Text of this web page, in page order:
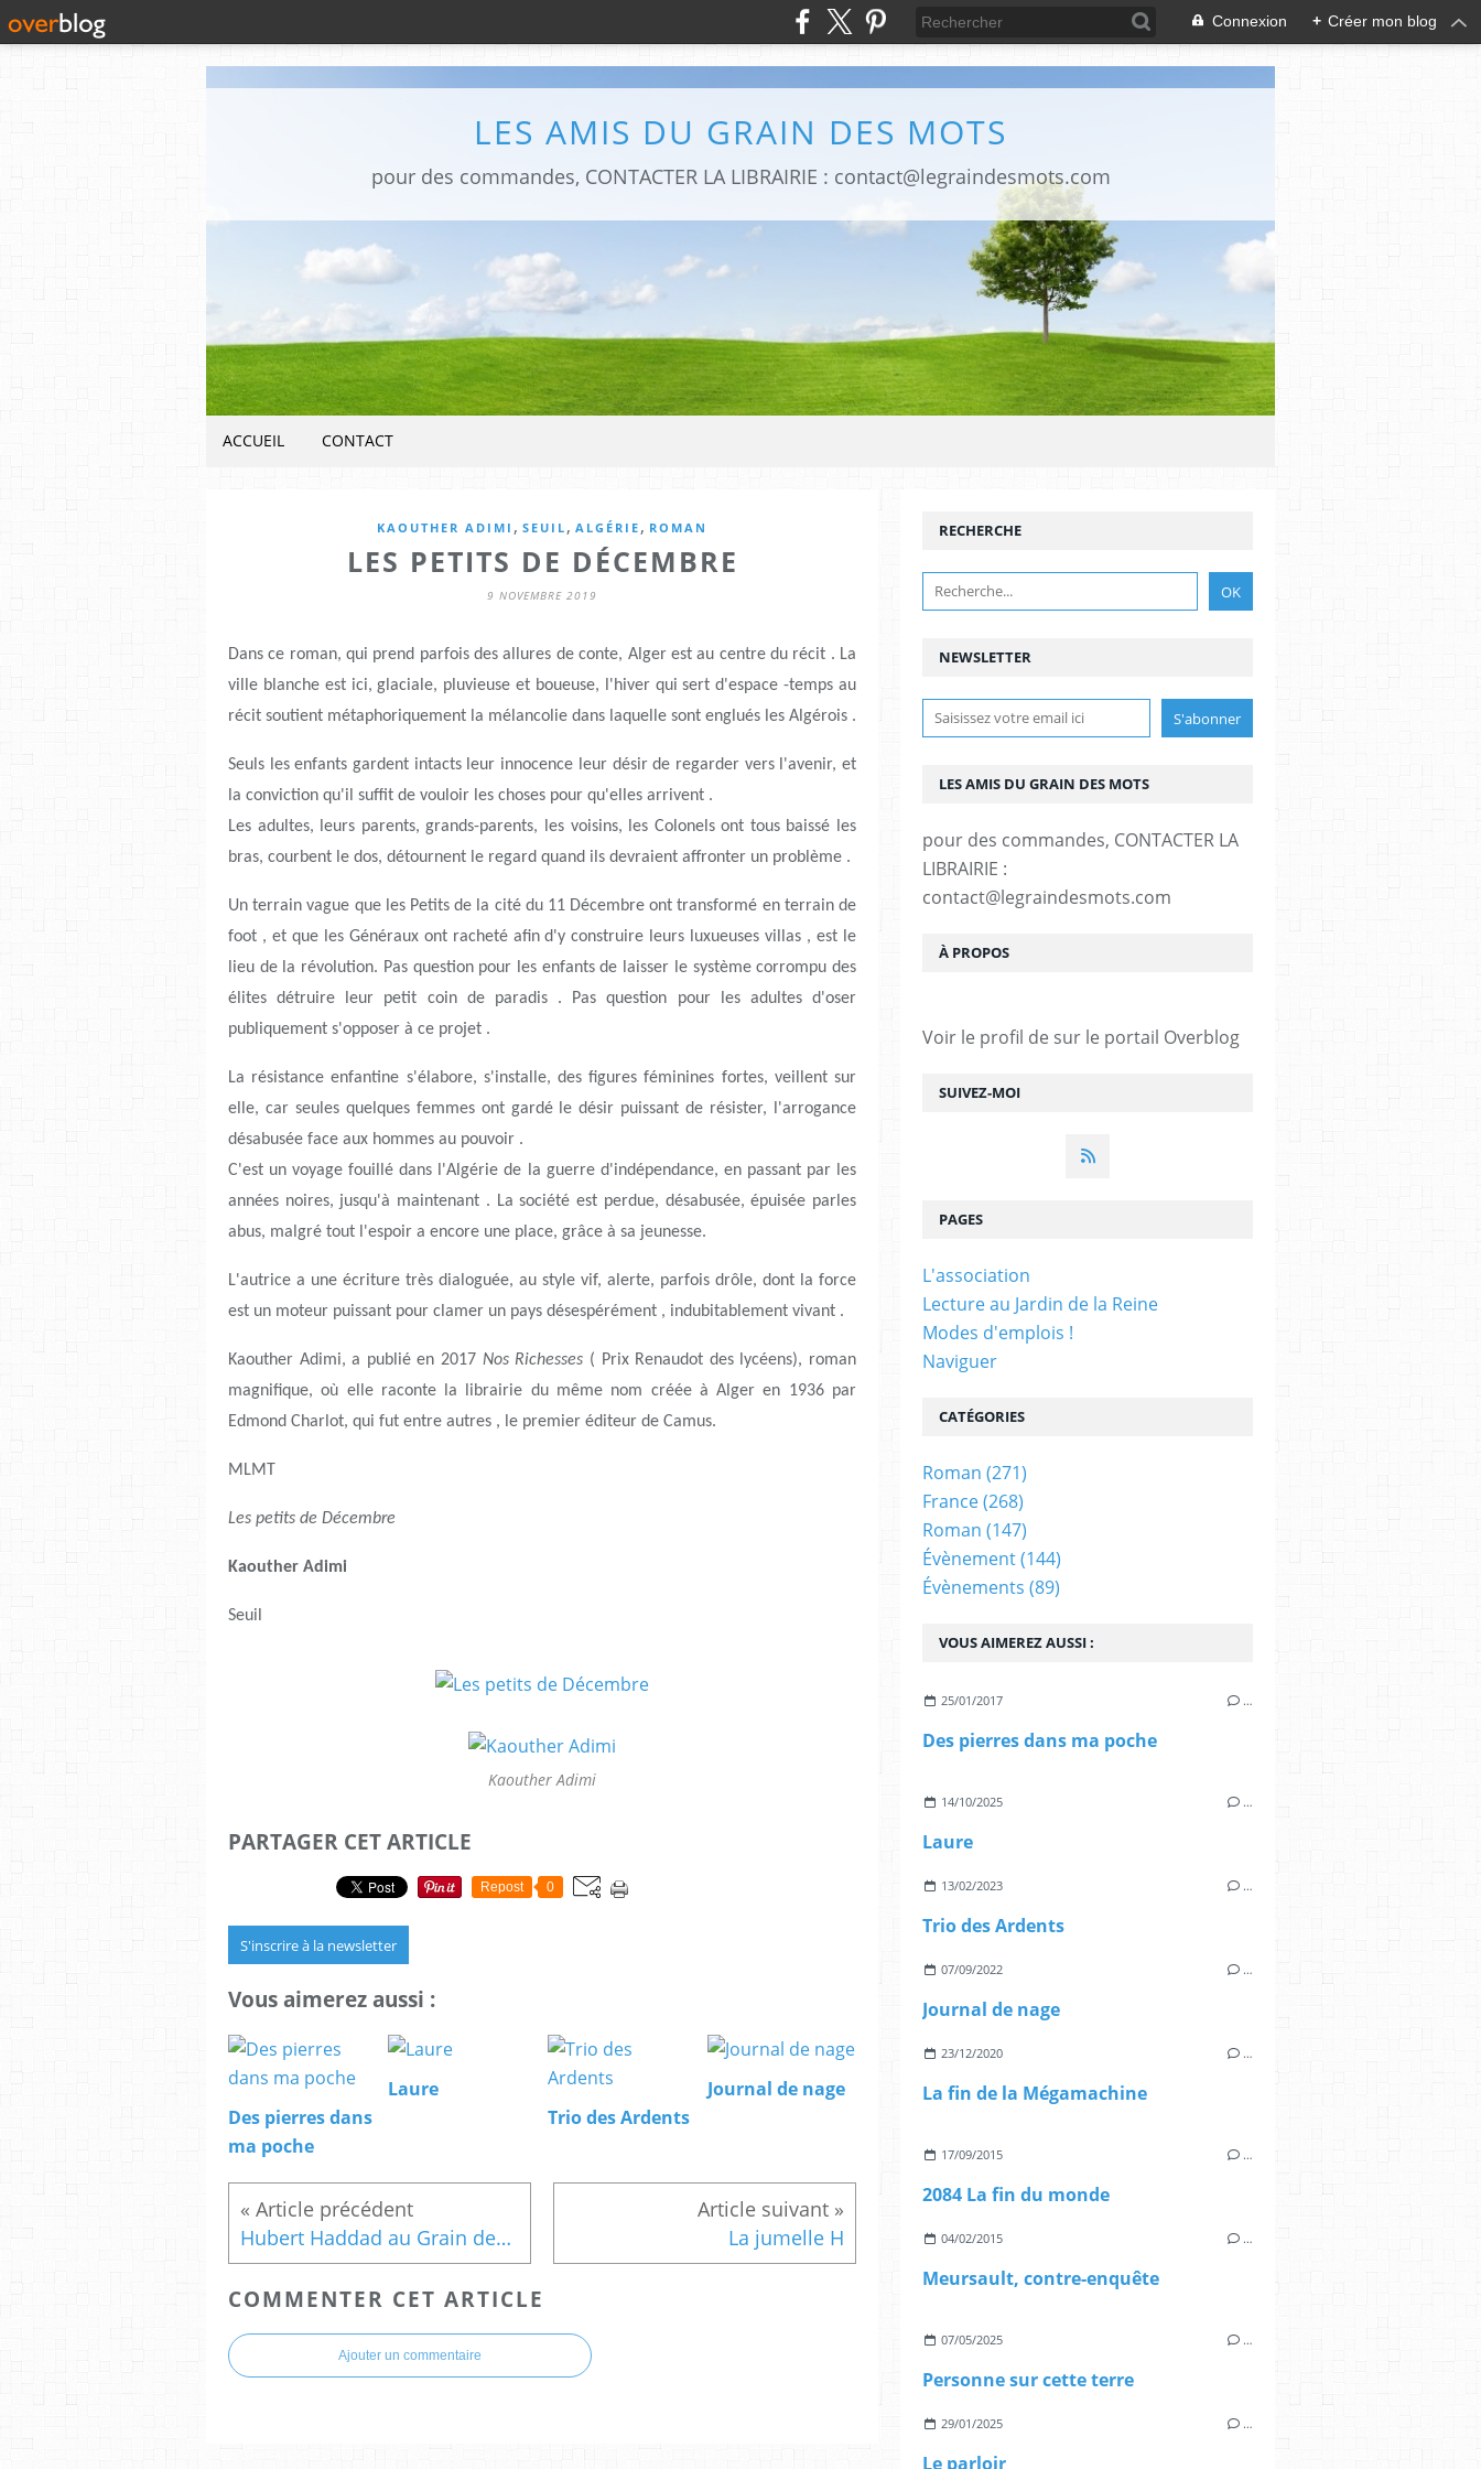
Connexion + Créer mon blog
LES AMIS DU GRAIN DES MOTS
pour des commandes, CONTACTER LA LIBRAIRIE : contact@legraindesmots.com
ACCUEIL CONTACT
KAOUTHER ADIMI , SEUIL , ALGÉRIE , ROMAN
LES PETITS DE DÉCEMBRE
9 NOVEMBRE 2019
Dans ce roman, qui prend parfois des allures de conte, Alger est au centre du récit . La
ville blanche est ici, glaciale, pluvieuse et boueuse, l'hiver qui sert d'espace -temps au
récit soutient métaphoriquement la mélancolie dans laquelle sont englués les Algérois .
Seuls les enfants gardent intacts leur innocence leur désir de regarder vers l'avenir, et
la conviction qu'il suffit de vouloir les choses pour qu'elles arrivent .
Les adultes, leurs parents, grands-parents, les voisins, les Colonels ont tous baissé les
bras, courbent le dos, détournent le regard quand ils devraient affronter un problème .
Un terrain vague que les Petits de la cité du 11 Décembre ont transformé en terrain de
foot , et que les Généraux ont racheté afin d'y construire leurs luxueuses villas , est le
lieu de la révolution. Pas question pour les enfants de laisser le système corrompu des
élites détruire leur petit coin de paradis . Pas question pour les adultes d'oser
publiquement s'opposer à ce projet .
La résistance enfantine s'élabore, s'installe, des figures féminines fortes, veillent sur
elle, car seules quelques femmes ont gardé le désir puissant de résister, l'arrogance
désabusée face aux hommes au pouvoir .
C'est un voyage fouillé dans l'Algérie de la guerre d'indépendance, en passant par les
années noires, jusqu'à maintenant . La société est perdue, désabusée, épuisée parles
abus, malgré tout l'espoir a encore une place, grâce à sa jeunesse.
L'autrice a une écriture très dialoguée, au style vif, alerte, parfois drôle, dont la force
est un moteur puissant pour clamer un pays désespérément , indubitablement vivant .
Kaouther Adimi, a publié en 2017 Nos Richesses ( Prix Renaudot des lycéens), roman
magnifique, où elle raconte la librairie du même nom créée à Alger en 1936 par
Edmond Charlot, qui fut entre autres , le premier éditeur de Camus.
MLMT
Les petits de Décembre
Kaouther Adimi
Seuil
Kaouther Adimi
PARTAGER CET ARTICLE
Repost 0
S'inscrire à la newsletter
Vous aimerez aussi :
Des pierres dans
ma poche
Laure
Trio des Ardents
Journal de nage
Hubert Haddad au Grain des Mots La jumelle H
COMMENTER CET ARTICLE
Ajouter un commentaire
NEWSLETTER
SUIVEZ-MOI
RECHERCHE
LES AMIS DU GRAIN DES MOTS
pour des commandes, CONTACTER LA
LIBRAIRIE :
contact@legraindesmots.com
À PROPOS
Voir le profil de sur le portail Overblog
VOUS AIMEREZ AUSSI :
25/01/2017 …
Des pierres dans ma poche
14/10/2025 …
Laure
13/02/2023 …
Trio des Ardents
07/09/2022 …
Journal de nage
23/12/2020 …
La fin de la Mégamachine
17/09/2015 …
2084 La fin du monde
04/02/2015 …
Meursault, contre-enquête
07/05/2025 …
Personne sur cette terre
29/01/2025 …
Le parloir
PAGES
L'association
Lecture au Jardin de la Reine
Modes d'emplois !
Naviguer
CATÉGORIES
Roman (271)
France(268)
Roman (147)
Évènement(144)
Évènements (89)